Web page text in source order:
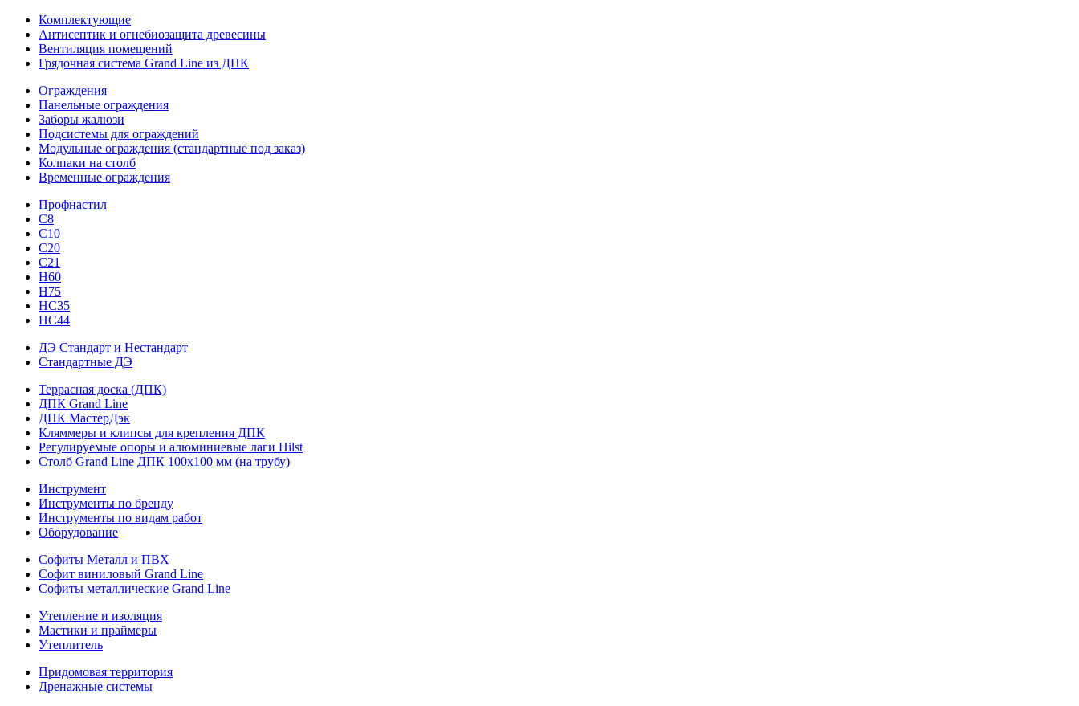
Комплектующие
Антисептик и огнебиозащита древесины
Вентиляция помещений
Грядочная система Grand Line из ДПК
Ограждения
Панельные ограждения
Заборы жалюзи
Подсистемы для ограждений
Модульные ограждения (стандартные под заказ)
Колпаки на столб
Временные ограждения
Профнастил
С8
С10
С20
С21
H60
H75
HС35
НС44
ДЭ Стандарт и Нестандарт
Стандартные ДЭ
Террасная доска (ДПК)
ДПК Grand Line
ДПК МастерДэк
Кляммеры и клипсы для крепления ДПК
Регулируемые опоры и алюминиевые лаги Hilst
Столб Grand Line ДПК 100х100 мм (на трубу)
Инструмент
Инструменты по бренду
Инструменты по видам работ
Оборудование
Софиты Металл и ПВХ
Софит виниловый Grand Line
Софиты металлические Grand Line
Утепление и изоляция
Мастики и праймеры
Утеплитель
Придомовая территория
Дренажные системы